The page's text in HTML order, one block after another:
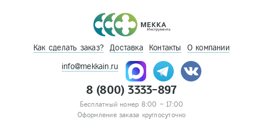
Как сделать заказ? Доставка Контакты О компании
info@mekkain.ru
8 (800) 3333-897
Бесплатный номер 8:00 – 17:00
Оформление заказа круглосуточно